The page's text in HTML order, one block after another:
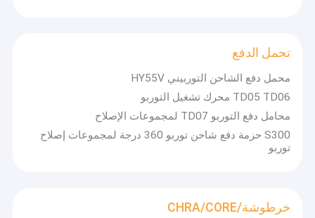
تحمل الدفع
محمل دفع الشاحن التوربيني HY55V
TD05 TD06 محرك تشغيل التوربو
محامل دفع التوربو TD07 لمجموعات الإصلاح
S300 حزمة دفع شاحن توربو 360 درجة لمجموعات إصلاح
توربو
خرطوشة/CHRA/CORE